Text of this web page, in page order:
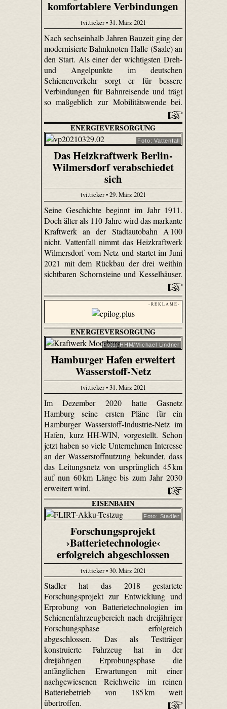
komfortablere Verbindungen
tvi.ticker • 31. März 2021
Nach sechseinhalb Jahren Bauzeit ging der
modernisierte Bahnknoten Halle (Saale) an
den Start. Als einer der wichtigsten Dreh-
und Angelpunkte im deutschen
Schienenverkehr sorgt er für bessere
Verbindungen für Bahnreisende und trägt
so maßgeblich zur Mobilitätswende bei.
ENERGIEVERSORGUNG
Foto: Vattenfall
Das Heizkraftwerk Berlin-
Wilmersdorf verabschiedet
sich
tvi.ticker • 29. März 2021
Seine Geschichte beginnt im Jahr 1911.
Doch älter als 110 Jahre wird das markante
Kraftwerk an der Stadtautobahn A 100
nicht. Vattenfall nimmt das Heizkraftwerk
Wilmersdorf vom Netz und startet im Juni
2021 mit dem Rückbau der drei weithin
sichtbaren Schornsteine und Kesselhäuser.
- R E K L A M E -
ENERGIEVERSORGUNG
Foto: HHM/Michael Lindner
Hamburger Hafen erweitert
Wasserstoff-Netz
tvi.ticker • 31. März 2021
Im Dezember 2020 hatte Gasnetz
Hamburg seine ersten Pläne für ein
Hamburger Wasserstoff-Industrie-Netz im
Hafen, kurz HH-WIN, vorgestellt. Schon
jetzt haben so viele Unternehmen Interesse
an der Wasserstoffnutzung bekundet, dass
das Leitungsnetz von ursprünglich 45 km
auf nun 60 km Länge bis zum Jahr 2030
erweitert wird.
EISENBAHN
Foto: Stadler
Forschungsprojekt
›Batterietechnologie‹
erfolgreich abgeschlossen
tvi.ticker • 30. März 2021
Stadler hat das 2018 gestartete
Forschungsprojekt zur Entwicklung und
Erprobung von Batterietechnologien im
Schienenfahrzeugbereich nach dreijähriger
Forschungsphase erfolgreich
abgeschlossen. Das als Testträger
konstruierte Fahrzeug hat in der
dreijährigen Erprobungsphase die
anfänglichen Erwartungen mit einer
nachgewiesenen Reichweite im reinen
Batteriebetrieb von 185 km weit
übertroffen.